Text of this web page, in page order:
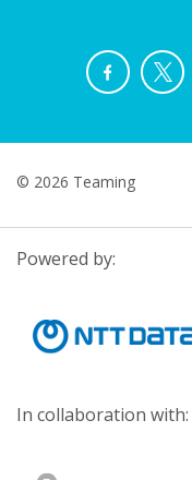
© 2026 Teaming
Powered by:
In collaboration with: